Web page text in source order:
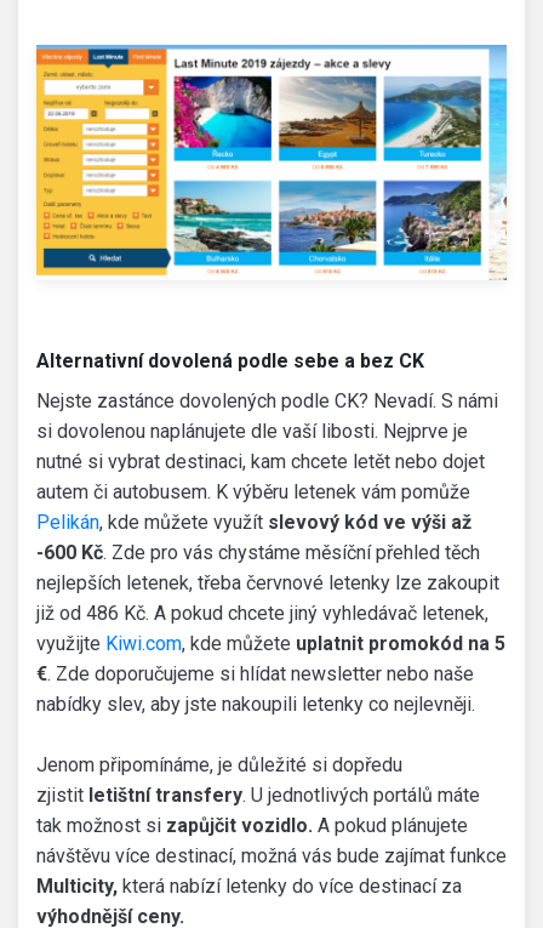
Alternativní dovolená podle sebe a bez CK
Nejste zastánce dovolených podle CK? Nevadí. S námi
si dovolenou naplánujete dle vaší libosti. Nejprve je
nutné si vybrat destinaci, kam chcete letět nebo dojet
autem či autobusem. K výběru letenek vám pomůže
Pelikán, kde můžete využít slevový kód ve výši až
-600 Kč. Zde pro vás chystáme měsíční přehled těch
nejlepších letenek, třeba červnové letenky lze zakoupit
již od 486 Kč. A pokud chcete jiný vyhledávač letenek,
využijte Kiwi.com, kde můžete uplatnit promokód na 5
€. Zde doporučujeme si hlídat newsletter nebo naše
nabídky slev, aby jste nakoupili letenky co nejlevněji.
Jenom připomínáme, je důležité si dopředu
zjistit letištní transfery. U jednotlivých portálů máte
tak možnost si zapůjčit vozidlo. A pokud plánujete
návštěvu více destinací, možná vás bude zajímat funkce
Multicity, která nabízí letenky do více destinací za
výhodnější ceny.